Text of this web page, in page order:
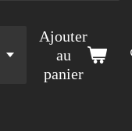
Ajouter
au
panier